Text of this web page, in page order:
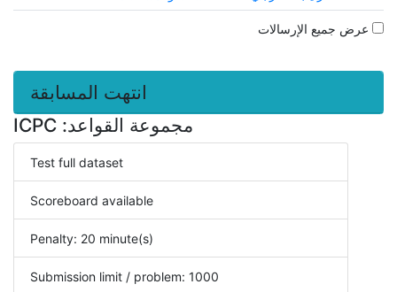
عرض جميع الإرسالات
انتهت المسابقة
مجموعة القواعد: ICPC
Test full dataset
Scoreboard available
Penalty: 20 minute(s)
Submission limit / problem: 1000